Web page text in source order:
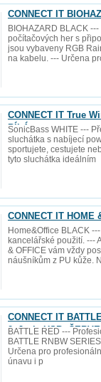
CONNECT IT
BIOHAZARD BLACK
počítačových her s
jsou vybaveny RGB
na kabelu. --- Určena
CONNECT IT True
BÍLÁ
SonicBass WHITE ---
sluchátka s nabíjecí
sportujete, cestujete
tyto sluchátka ideálním
CONNECT IT
Home&Office BLACK
kancelářské použití. ---
& OFFICE vám vždy
náušníkům z PU kůže.
CONNECT IT
2xJack+USB,
BATTLE RED ---
BATTLE RNBW
Určena pro
únavu i p